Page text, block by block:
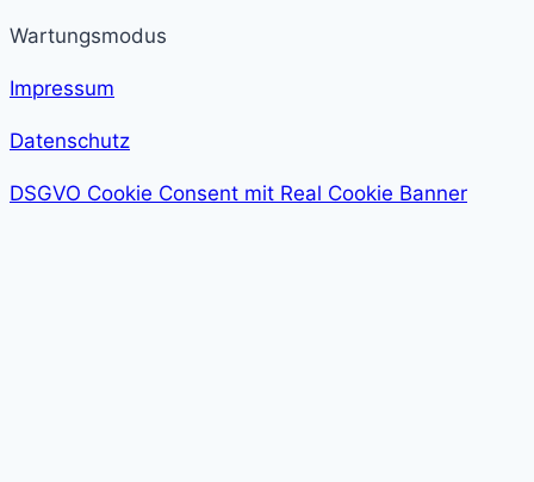
Wartungsmodus
Impressum
Datenschutz
DSGVO Cookie Consent mit Real Cookie Banner